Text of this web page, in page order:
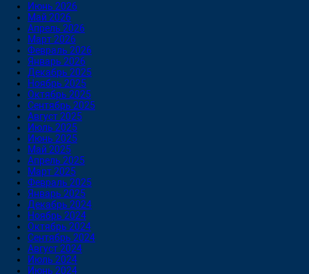
Июнь 2026
Май 2026
Апрель 2026
Март 2026
Февраль 2026
Январь 2026
Декабрь 2025
Ноябрь 2025
Октябрь 2025
Сентябрь 2025
Август 2025
Июль 2025
Июнь 2025
Май 2025
Апрель 2025
Март 2025
Февраль 2025
Январь 2025
Декабрь 2024
Ноябрь 2024
Октябрь 2024
Сентябрь 2024
Август 2024
Июль 2024
Июнь 2024